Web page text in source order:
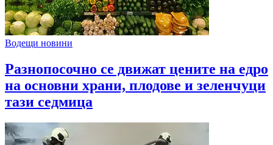
Водещи новини
Разнопосочно се движат цените на едро
на основни храни, плодове и зеленчуци
тази седмица